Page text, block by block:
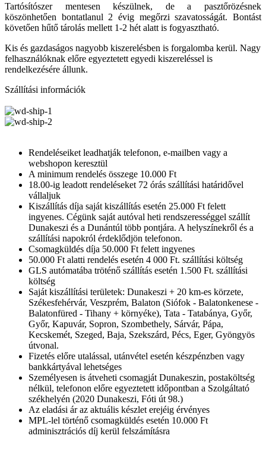
Tartósítószer mentesen készülnek, de a pasztőrözésnek
köszönhetően bontatlanul 2 évig megőrzi szavatosságát. Bontást
követően hűtő tárolás mellett 1-2 hét alatt is fogyasztható.
Kis és gazdaságos nagyobb kiszerelésben is forgalomba kerül. Nagy
felhasználóknak előre egyeztetett egyedi kiszereléssel is
rendelkezésére állunk.
Szállítási információk
Rendeléseiket leadhatják telefonon, e-mailben vagy a
webshopon keresztül
A minimum rendelés összege 10.000 Ft
18.00-ig leadott rendeléseket 72 órás szállítási határidővel
vállaljuk
Kiszállítás díja saját kiszállítás esetén 25.000 Ft felett
ingyenes. Cégünk saját autóval heti rendszerességgel szállít
Dunakeszi és a Dunántúl több pontjára. A helyszínekről és a
szállítási napokról érdeklődjön telefonon.
Csomagküldés díja 50.000 Ft felett ingyenes
50.000 Ft alatti rendelés esetén 4 000 Ft. szállítási költség
GLS autómatába tröténő szállítás esetén 1.500 Ft. szállítási
költség
Saját kiszállítási területek: Dunakeszi + 20 km-es körzete,
Székesfehérvár, Veszprém, Balaton (Siófok - Balatonkenese -
Balatonfüred - Tihany + környéke), Tata - Tatabánya, Győr,
Győr, Kapuvár, Sopron, Szombethely, Sárvár, Pápa,
Kecskemét, Szeged, Baja, Szekszárd, Pécs, Eger, Gyöngyös
útvonal.
Fizetés előre utalással, utánvétel esetén készpénzben vagy
bankkártyával lehetséges
Személyesen is átveheti csomagját Dunakeszin, postaköltség
nélkül, telefonon előre egyeztetett időpontban a Szolgáltató
székhelyén (2020 Dunakeszi, Fóti út 98.)
Az eladási ár az aktuális készlet erejéig érvényes
MPL-lel történő csomagküldés esetén 10.000 Ft
adminisztrációs díj kerül felszámításra